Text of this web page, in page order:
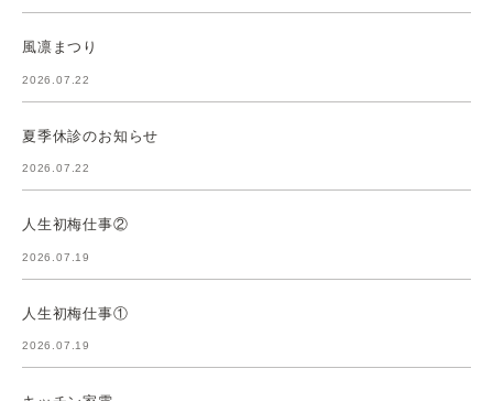
風凛まつり
2026.07.22
夏季休診のお知らせ
2026.07.22
人生初梅仕事②
2026.07.19
人生初梅仕事①
2026.07.19